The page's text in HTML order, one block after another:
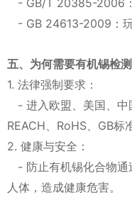
- GB/T 20385-2006
- GB 24613-2009：
五、为何需要有机锡检
1. 法律强制要求：
- 进入欧盟、美国、中
REACH、RoHS、GB标
2. 健康与安全：
- 防止有机锡化合物通
人体，造成健康危害。